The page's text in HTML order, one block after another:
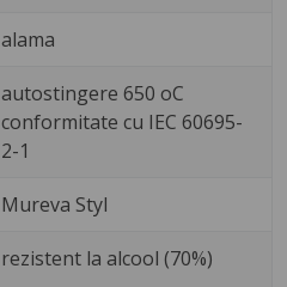
alama
autostingere 650 oC
conformitate cu IEC 60695-
2-1
Mureva Styl
rezistent la alcool (70%)